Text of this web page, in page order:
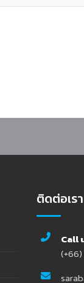
ติดต่อเรา
Call